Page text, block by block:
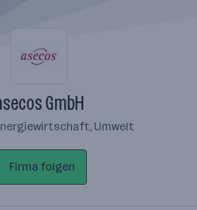
GmbH
Umwelt
Firma folgen